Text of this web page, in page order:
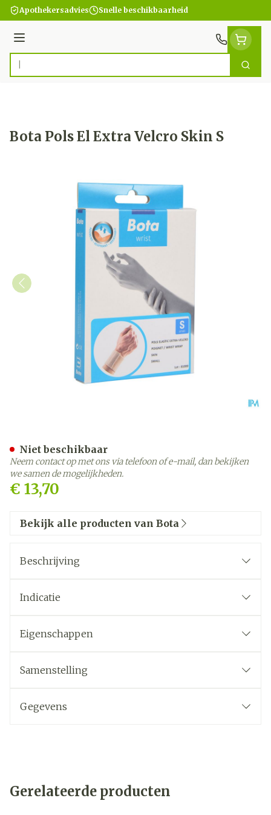
Ga naar de inhoud
Apothekersadvies Snelle beschikbaarheid
Menu
Product, merk, categorie... Zoek
Bota Pols El Extra Velcro Skin S
€ 13,70
Niet beschikbaar
Neem contact op met ons via telefoon of e-mail, dan bekijken
we samen de mogelijkheden.
Bekijk alle producten van Bota
Beschrijving
Indicatie
Eigenschappen
Samenstelling
Gegevens
Gerelateerde producten